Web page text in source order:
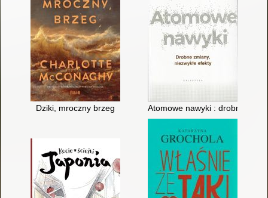
Dziki, mroczny brzeg Atomowe nawyki : drobne